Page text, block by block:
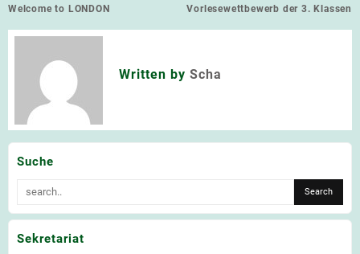
Beitragsnavigation
Welcome to LONDON Vorlesewettbewerb der 3. Klassen
Written by Scha
Suche
Sekretariat